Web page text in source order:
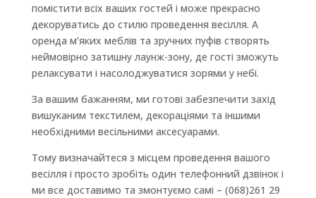
помістити всіх ваших гостей і може прекрасно
декоруватись до стилю проведення весілля. А
оренда м’яких меблів та зручних пуфів створять
неймовірно затишну лаунж-зону, де гості зможуть
релаксувати і насолоджуватися зорями у небі.
За вашим бажанням, ми готові забезпечити захід
вишуканим текстилем, декораціями та іншими
необхідними весільними аксесуарами.
Тому визначайтеся з місцем проведення вашого
весілля і просто зробіть один телефонний дзвінок і
ми все доставимо та змонтуємо самі – (068)261 29